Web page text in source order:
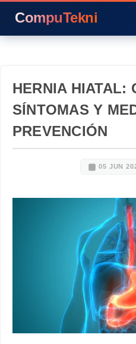
CompuTekni
HERNIA HIATAL:
SÍNTOMAS Y
PREVENCIÓN
05 JUN